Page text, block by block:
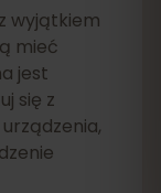
wyjątkiem
mieć
jest
się z